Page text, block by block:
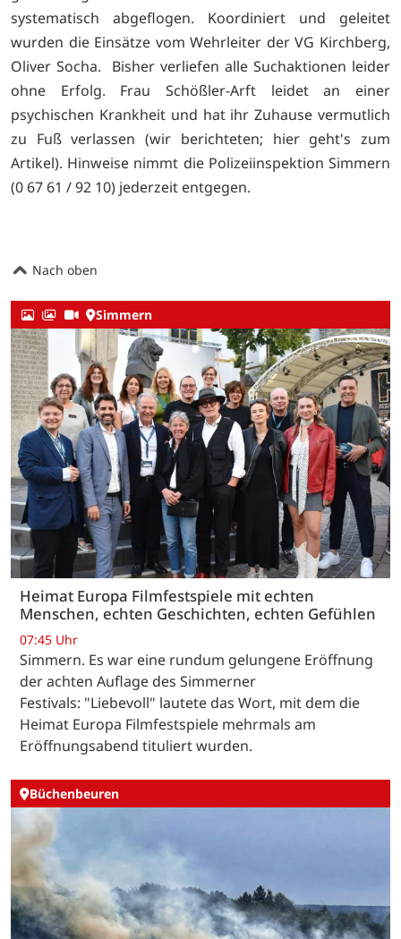
systematisch abgeflogen. Koordiniert und geleitet
wurden die Einsätze vom Wehrleiter der VG Kirchberg,
Oliver Socha. Bisher verliefen alle Suchaktionen leider
ohne Erfolg. Frau Schößler-Arft leidet an einer
psychischen Krankheit und hat ihr Zuhause vermutlich
zu Fuß verlassen (wir berichteten; hier geht's zum
Artikel). Hinweise nimmt die Polizeiinspektion Simmern
(0 67 61 / 92 10) jederzeit entgegen.
Nach oben
Simmern
Heimat Europa Filmfestspiele mit echten
Menschen, echten Geschichten, echten Gefühlen
07:45 Uhr
Simmern. Es war eine rundum gelungene Eröffnung
der achten Auflage des Simmerner
Festivals: "Liebevoll" lautete das Wort, mit dem die
Heimat Europa Filmfestspiele mehrmals am
Eröffnungsabend tituliert wurden.
Büchenbeuren